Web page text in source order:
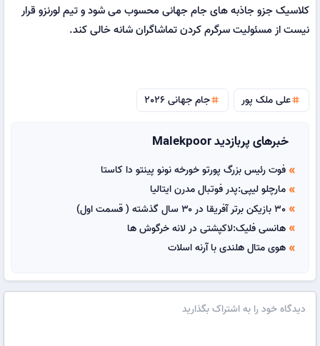
کلاسیک جزو جاذبه های جام جهانی محسوب می شود و تیم لورنزو قرار
نیست از مسئولیت سرگرم کردن تماشاگران شانه خالی کند.
tagعلی ملک پور tagجام جهانی 2026
خبرهای پربازدید Malekpoor
double_arrow فوت رئیس بزرگ پورتو خورخه نونو پینتو دا کاستا
double_arrow مارچلو لیپی:پدر فوتبال مدرن ایتالیا
double_arrow 30 بازیکن برتر آفریقا در ۳۰ سال گذشته ( قسمت اول)
double_arrow هانسی فلیک:لاکپشتی در لانه خرگوش ها
double_arrow هوی متال هلندی با آرنه اسلات